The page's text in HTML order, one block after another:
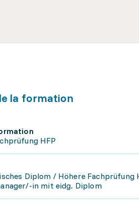
la formation
HFP
Diplom / Höhere Fachprüfung
in mit eidg. Diplom